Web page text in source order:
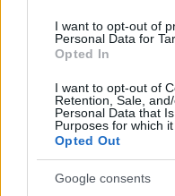
I want to opt-out of
Personal Data for
Opted In
I want to opt-out of
Retention, Sale,
Personal Data that
Purposes for which it
Opted Out
Google consents
Andrea
Andrea
crisi
consolati; è
definisce
rapporti con